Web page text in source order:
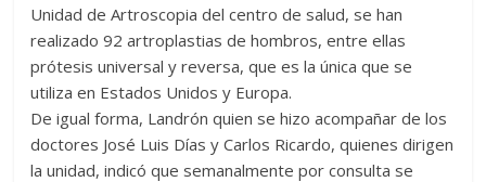
Unidad de Artroscopia del centro de salud, se han
realizado 92 artroplastias de hombros, entre ellas
prótesis universal y reversa, que es la única que se
utiliza en Estados Unidos y Europa.
De igual forma, Landrón quien se hizo acompañar de los
doctores José Luis Días y Carlos Ricardo, quienes dirigen
la unidad, indicó que semanalmente por consulta se